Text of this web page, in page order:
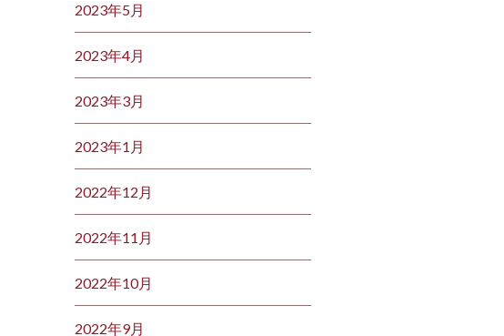
2023年5月
2023年4月
2023年3月
2023年1月
2022年12月
2022年11月
2022年10月
2022年9月